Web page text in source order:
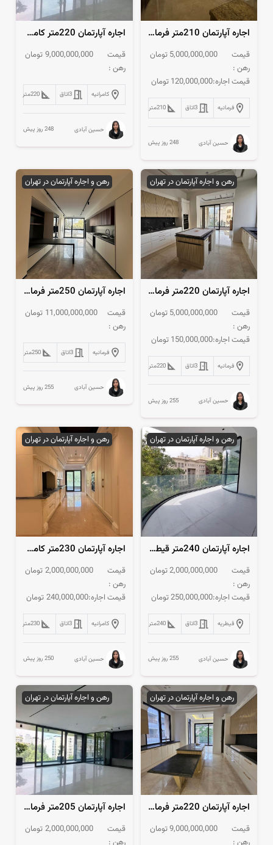
اجاره آپارتمان 210متر فرمانیه فول‌مشاعات کلیدنخورده
قیمت
رهن :
5,000,000,000 تومان
قیمت اجاره:120,000,000 تومان
فرمانیه 3اتاق 210متر
حسین آبادی 248 روز پیش
اجاره آپارتمان 220متر کامرانیه 3مستر گیت‌نگهبانی
قیمت
رهن :
9,000,000,000 تومان
کامرانیه 3اتاق 220متر
حسین آبادی 248 روز پیش
رهن و اجاره آپارتمان در تهران
اجاره آپارتمان 220متر فرمانیه فول‌مشاعات تراس و ویوو
قیمت
رهن :
5,000,000,000 تومان
قیمت اجاره:150,000,000 تومان
فرمانیه 3اتاق 220متر
حسین آبادی 255 روز پیش
رهن و اجاره آپارتمان در تهران
اجاره آپارتمان 250متر فرمانیه فول مشاعات 3پارکینگ
قیمت
رهن :
11,000,000,000 تومان
فرمانیه 3اتاق 250متر
حسین آبادی 255 روز پیش
رهن و اجاره آپارتمان در تهران
اجاره آپارتمان 240متر قیطریه مدرن فول‌مشاعات
قیمت
رهن :
2,000,000,000تومان
قیمت اجاره:250,000,000تومان
قیطریه 3اتاق 240متر
حسین آبادی 255 روز پیش
رهن و اجاره آپارتمان در تهران
اجاره آپارتمان 230متر کامرانیه 3مستر فول‌مشاعات
قیمت
رهن :
2,000,000,000 تومان
قیمت اجاره:240,000,000 تومان
کامرانیه 3اتاق 230متر
حسین آبادی 250 روز پیش
رهن و اجاره آپارتمان در تهران
اجاره آپارتمان 220متر فرمانیه فول‌مشاعات 3پارکینگ
قیمت
رهن :
9,000,000,000تومان
رهن و اجاره آپارتمان در تهران
اجاره آپارتمان 205متر فرمانیه فول مشاعات مدرن
قیمت
رهن :
2,000,000,000 تومان